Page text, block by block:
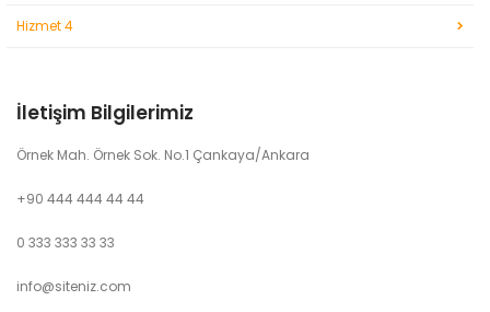
Hizmet 4
İletişim Bilgilerimiz
Örnek Mah. Örnek Sok. No.1 Çankaya/Ankara
+90 444 444 44 44
0 333 333 33 33
info@siteniz.com